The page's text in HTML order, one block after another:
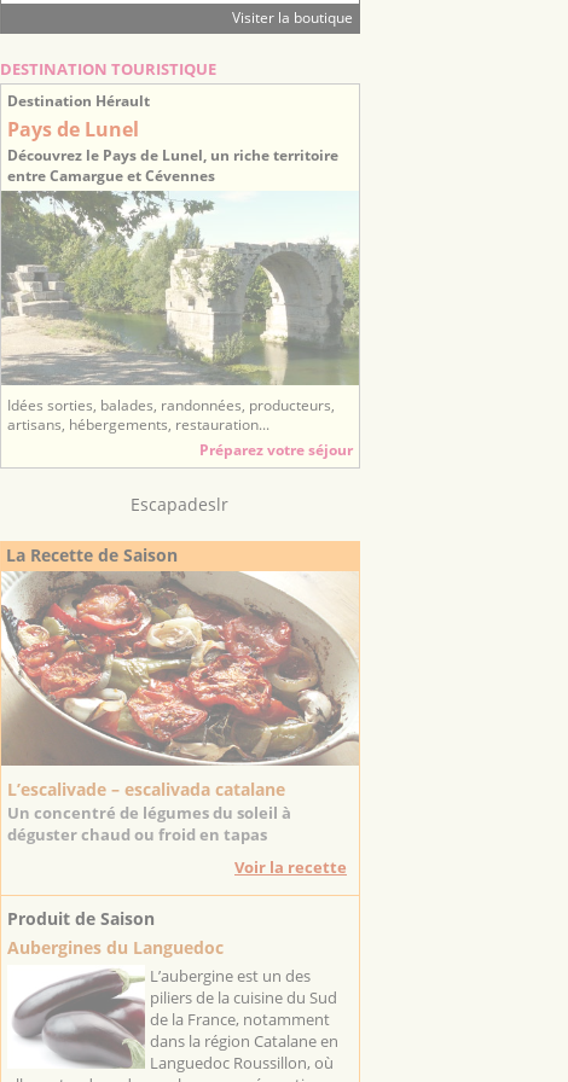
Visiter la boutique
DESTINATION TOURISTIQUE
Destination Hérault
Pays de Lunel
Découvrez le Pays de Lunel, un riche territoire
entre Camargue et Cévennes
Idées sorties, balades, randonnées, producteurs,
artisans, hébergements, restauration...
Préparez votre séjour
Escapadeslr
La Recette de Saison
L’escalivade – escalivada catalane
Un concentré de légumes du soleil à
déguster chaud ou froid en tapas
Voir la recette
Produit de Saison
Aubergines du Languedoc
L’aubergine est un des
piliers de la cuisine du Sud
de la France, notamment
dans la région Catalane en
Languedoc Roussillon, où